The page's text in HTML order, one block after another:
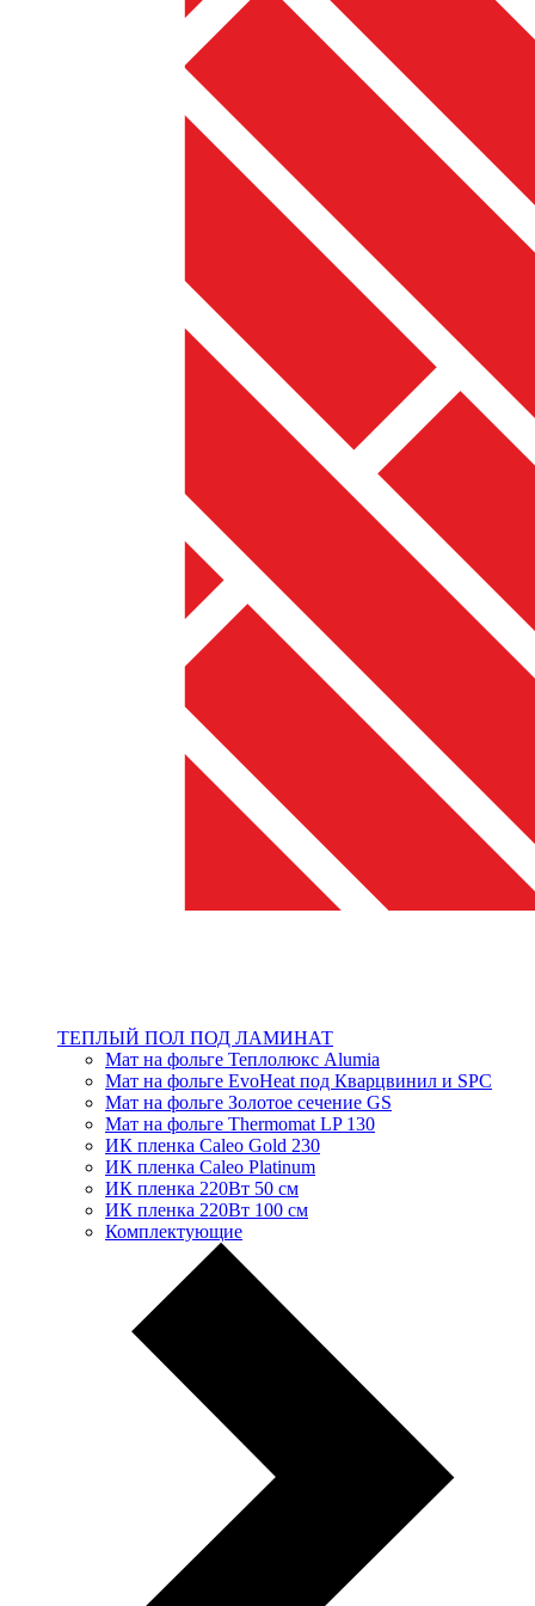
ТЕПЛЫЙ ПОЛ ПОД ЛАМИНАТ
Мат на фольге Теплолюкс Alumia
Мат на фольге EvoHeat под Кварцвинил и SPC
Мат на фольге Золотое сечение GS
Мат на фольге Thermomat LP 130
ИК пленка Caleo Gold 230
ИК пленка Caleo Platinum
ИК пленка 220Вт 50 см
ИК пленка 220Вт 100 см
Комплектующие